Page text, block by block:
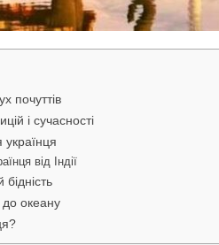
почуттів
і сучасності
від Індії
до океану